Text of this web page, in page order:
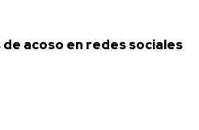
acoso en redes sociales